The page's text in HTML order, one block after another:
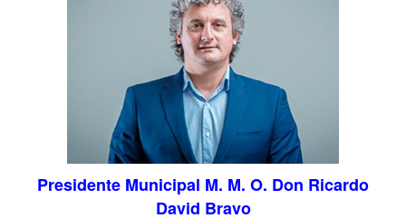
Presidente Municipal M. M. O. Don Ricardo
David Bravo